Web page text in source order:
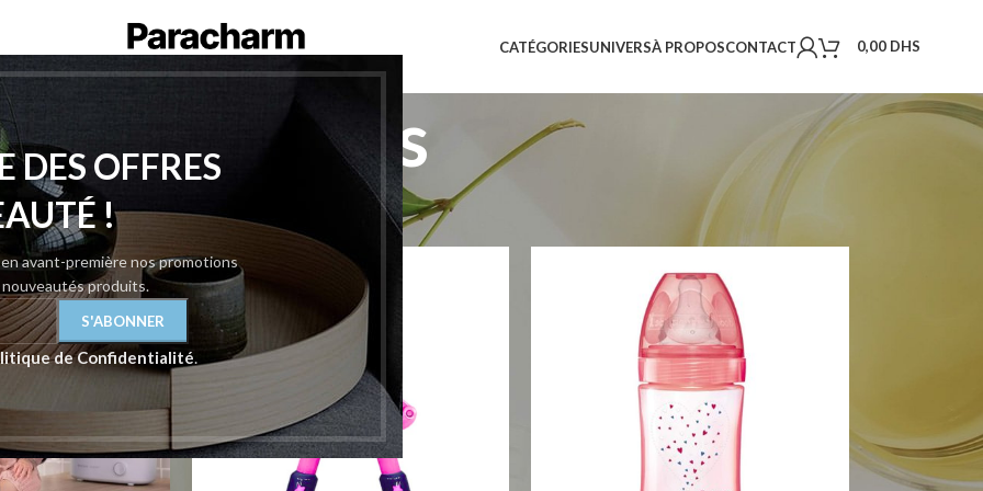
DES OFFRES
!
avant-première nos promotions
produits.
de Confidentialité.
CATÉGORIESUNIVERSÀ PROPOSCONTACT 0,00 DHS
Bébé/Puériculture Afficher 9 12